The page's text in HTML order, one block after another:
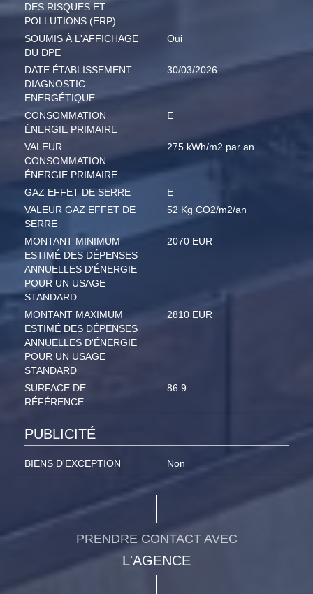
DES RISQUES ET
POLLUTIONS (ERP)
SOUMIS À L'AFFICHAGE
DU DPE
Oui
DATE ÉTABLISSEMENT
DIAGNOSTIC
ENERGÉTIQUE
30/03/2026
CONSOMMATION
ÉNERGIE PRIMAIRE
E
VALEUR
CONSOMMATION
ÉNERGIE PRIMAIRE
275 kWh/m2 par an
GAZ EFFET DE SERRE
E
VALEUR GAZ EFFET DE
SERRE
52 Kg CO2/m2/an
MONTANT MINIMUM
ESTIMÉ DES DÉPENSES
ANNUELLES D'ÉNERGIE
POUR UN USAGE
STANDARD
2070 EUR
MONTANT MAXIMUM
ESTIMÉ DES DÉPENSES
ANNUELLES D'ÉNERGIE
POUR UN USAGE
STANDARD
2810 EUR
SURFACE DE
RÉFÉRENCE
86.9
PUBLICITÉ
BIENS D'EXCEPTION Non
PRENDRE CONTACT AVEC
L'AGENCE